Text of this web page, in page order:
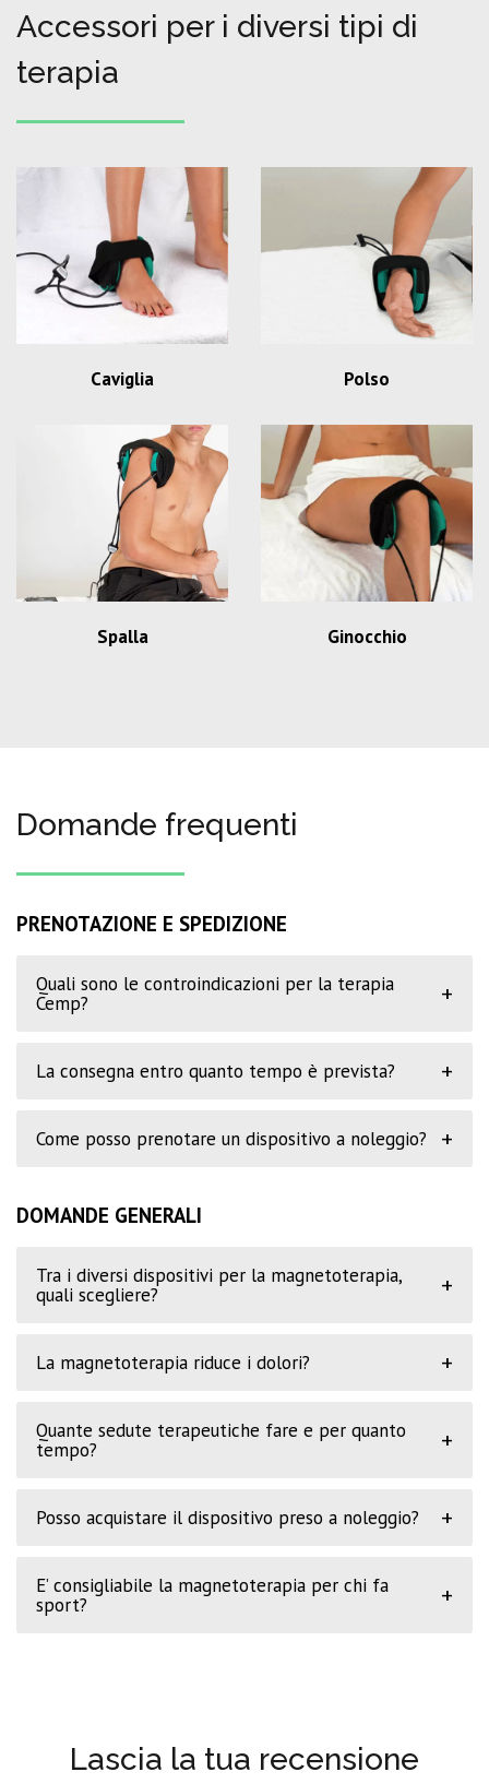
Accessori per i diversi tipi di
terapia
Caviglia Polso
Spalla Ginocchio
Domande frequenti
PRENOTAZIONE E SPEDIZIONE
Quali sono le controindicazioni per la terapia
Cemp?
+
La consegna entro quanto tempo è prevista? +
Come posso prenotare un dispositivo a noleggio? +
DOMANDE GENERALI
Tra i diversi dispositivi per la magnetoterapia,
quali scegliere?
+
La magnetoterapia riduce i dolori? +
Quante sedute terapeutiche fare e per quanto
tempo?
+
Posso acquistare il dispositivo preso a noleggio? +
E’ consigliabile la magnetoterapia per chi fa
sport?
+
Lascia la tua recensione